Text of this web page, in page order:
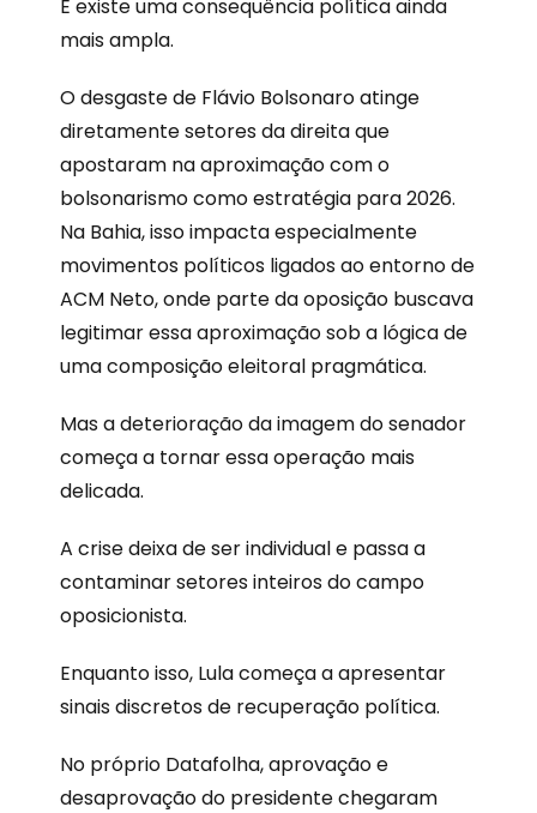
E existe uma consequência política ainda
mais ampla.
O desgaste de Flávio Bolsonaro atinge
diretamente setores da direita que
apostaram na aproximação com o
bolsonarismo como estratégia para 2026.
Na Bahia, isso impacta especialmente
movimentos políticos ligados ao entorno de
ACM Neto, onde parte da oposição buscava
legitimar essa aproximação sob a lógica de
uma composição eleitoral pragmática.
Mas a deterioração da imagem do senador
começa a tornar essa operação mais
delicada.
A crise deixa de ser individual e passa a
contaminar setores inteiros do campo
oposicionista.
Enquanto isso, Lula começa a apresentar
sinais discretos de recuperação política.
No próprio Datafolha, aprovação e
desaprovação do presidente chegaram